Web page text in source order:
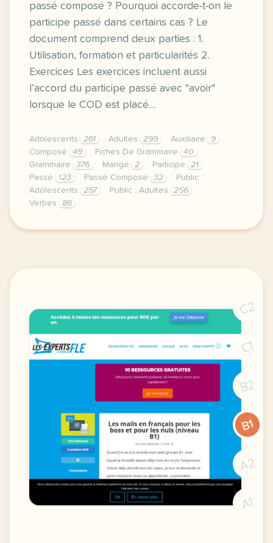
passé composé ? Pourquoi accorde-t-on le
participe passé dans certains cas ? Le
document comprend deux parties : 1.
Utilisation, formation et particularités 2.
Exercices Les exercices incluent aussi
l’accord du participe passé avec "avoir"
lorsque le COD est placé…
Adolescents 261 Adultes 299 Auxiliaire
9
Composé
49 Fiches De Grammaire
40
Grammaire
376 Mangé 2 Participe
21
Passé
123 Passé Composé 32
Public :
Adolescents
257 Public : Adultes
256
Verbes
86
elles sont allees au restaurant et elles ont tres
C2
C1
B2
B1
A2
A1